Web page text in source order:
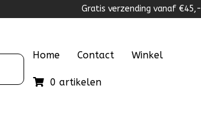
Gratis verzending vanaf €45,-
Home Contact Winkel
0 artikelen